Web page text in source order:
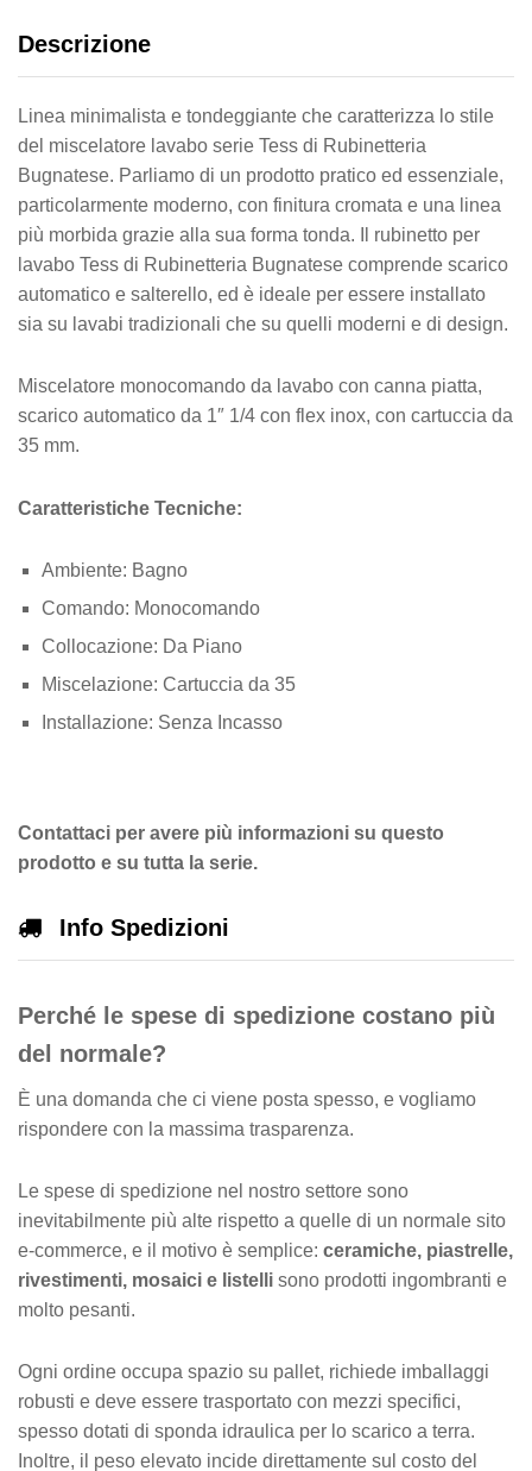
quantity
Descrizione
Linea minimalista e tondeggiante che caratterizza lo stile
del miscelatore lavabo serie Tess di Rubinetteria
Bugnatese. Parliamo di un prodotto pratico ed essenziale,
particolarmente moderno, con finitura cromata e una linea
più morbida grazie alla sua forma tonda. Il rubinetto per
lavabo Tess di Rubinetteria Bugnatese comprende scarico
automatico e salterello, ed è ideale per essere installato
sia su lavabi tradizionali che su quelli moderni e di design.
Miscelatore monocomando da lavabo con canna piatta,
scarico automatico da 1″ 1/4 con flex inox, con cartuccia da
35 mm.
Caratteristiche Tecniche:
Ambiente: Bagno
Comando: Monocomando
Collocazione: Da Piano
Miscelazione: Cartuccia da 35
Installazione: Senza Incasso
Contattaci per avere più informazioni su questo
prodotto e su tutta la serie.
Info Spedizioni
Perché le spese di spedizione costano più
del normale?
È una domanda che ci viene posta spesso, e vogliamo
rispondere con la massima trasparenza.
Le spese di spedizione nel nostro settore sono
inevitabilmente più alte rispetto a quelle di un normale sito
e-commerce, e il motivo è semplice: ceramiche, piastrelle,
rivestimenti, mosaici e listelli sono prodotti ingombranti e
molto pesanti.
Ogni ordine occupa spazio su pallet, richiede imballaggi
robusti e deve essere trasportato con mezzi specifici,
spesso dotati di sponda idraulica per lo scarico a terra.
Inoltre, il peso elevato incide direttamente sul costo del